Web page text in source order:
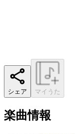
シェア マイうた
楽曲情報